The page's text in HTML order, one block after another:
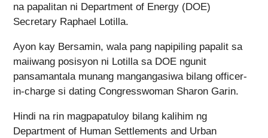
na papalitan ni Department of Energy (DOE)
Secretary Raphael Lotilla.
Ayon kay Bersamin, wala pang napipiling papalit sa
maiiwang posisyon ni Lotilla sa DOE ngunit
pansamantala munang mangangasiwa bilang officer-
in-charge si dating Congresswoman Sharon Garin.
Hindi na rin magpapatuloy bilang kalihim ng
Department of Human Settlements and Urban